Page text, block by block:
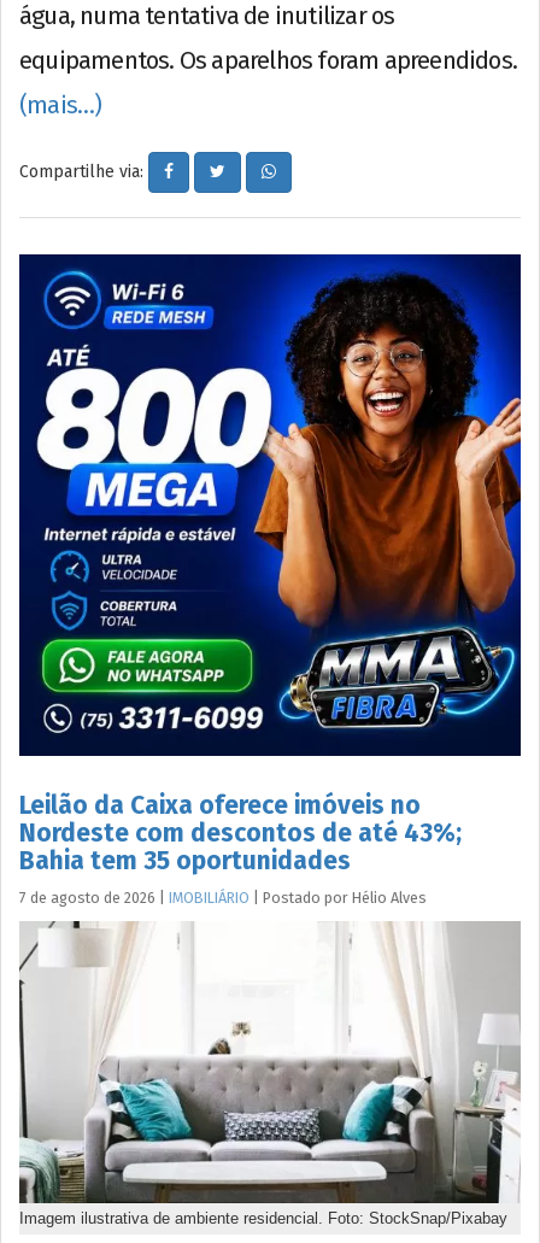
água, numa tentativa de inutilizar os
equipamentos. Os aparelhos foram apreendidos.
(mais…)
Compartilhe via:
Leilão da Caixa oferece imóveis no
Nordeste com descontos de até 43%;
Bahia tem 35 oportunidades
7 de agosto de 2026 IMOBILIÁRIO Postado por Hélio Alves
Imagem ilustrativa de ambiente residencial. Foto: StockSnap/Pixabay